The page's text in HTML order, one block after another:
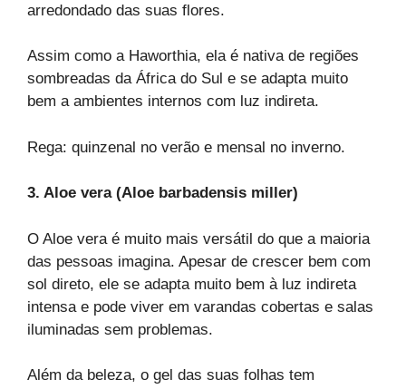
arredondado das suas flores.
Assim como a Haworthia, ela é nativa de regiões
sombreadas da África do Sul e se adapta muito
bem a ambientes internos com luz indireta.
Rega: quinzenal no verão e mensal no inverno.
3. Aloe vera (Aloe barbadensis miller)
O Aloe vera é muito mais versátil do que a maioria
das pessoas imagina. Apesar de crescer bem com
sol direto, ele se adapta muito bem à luz indireta
intensa e pode viver em varandas cobertas e salas
iluminadas sem problemas.
Além da beleza, o gel das suas folhas tem